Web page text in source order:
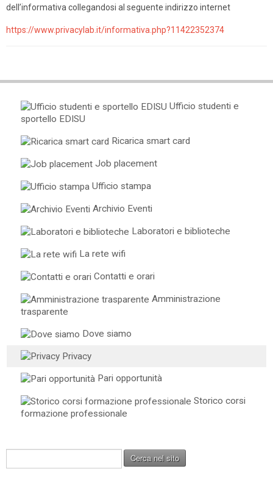
dell’informativa collegandosi al seguente indirizzo internet
https://www.privacylab.it/informativa.php?11422352374
Ufficio studenti e
sportello EDISU
Ricarica smart card
Job placement
Ufficio stampa
Archivio Eventi
Laboratori e biblioteche
La rete wifi
Contatti e orari
Amministrazione
trasparente
Dove siamo
Privacy
Pari opportunità
Storico corsi
formazione professionale
e
Cerca nel sito